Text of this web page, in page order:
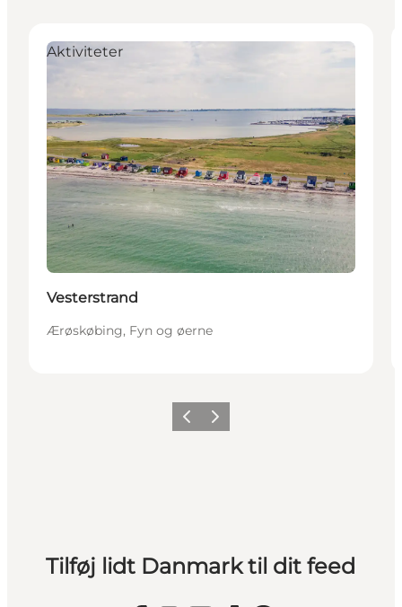
Aktiviteter
Vesterstrand
Ærøskøbing, Fyn og øerne
ForrigeNæste
Tilføj lidt Danmark til dit feed